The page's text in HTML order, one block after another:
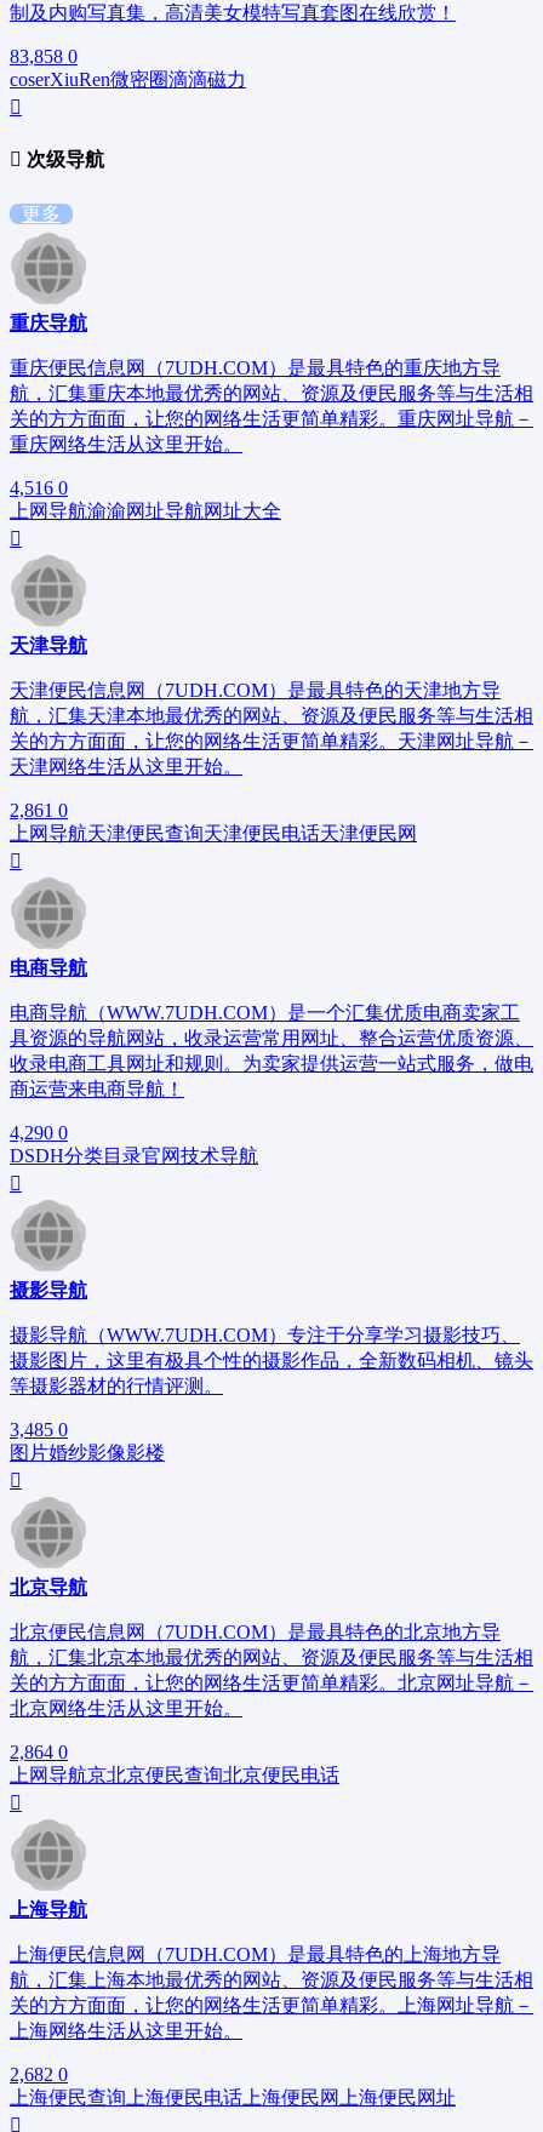
制及内购写真集，高清美女模特写真套图在线欣赏！
83,858 0
coserXiuRen微密圈滴滴磁力
次级导航
更多
重庆导航
重庆便民信息网（7UDH.COM）是最具特色的重庆地方导
航，汇集重庆本地最优秀的网站、资源及便民服务等与生活相
关的方方面面，让您的网络生活更简单精彩。重庆网址导航－
重庆网络生活从这里开始。
4,516 0
上网导航渝渝网址导航网址大全
天津导航
天津便民信息网（7UDH.COM）是最具特色的天津地方导
航，汇集天津本地最优秀的网站、资源及便民服务等与生活相
关的方方面面，让您的网络生活更简单精彩。天津网址导航－
天津网络生活从这里开始。
2,861 0
上网导航天津便民查询天津便民电话天津便民网
电商导航
电商导航（WWW.7UDH.COM）是一个汇集优质电商卖家工
具资源的导航网站，收录运营常用网址、整合运营优质资源、
收录电商工具网址和规则。为卖家提供运营一站式服务，做电
商运营来电商导航！
4,290 0
DSDH分类目录官网技术导航
摄影导航
摄影导航（WWW.7UDH.COM）专注于分享学习摄影技巧、
摄影图片，这里有极具个性的摄影作品，全新数码相机、镜头
等摄影器材的行情评测。
3,485 0
图片婚纱影像影楼
北京导航
北京便民信息网（7UDH.COM）是最具特色的北京地方导
航，汇集北京本地最优秀的网站、资源及便民服务等与生活相
关的方方面面，让您的网络生活更简单精彩。北京网址导航－
北京网络生活从这里开始。
2,864 0
上网导航京北京便民查询北京便民电话
上海导航
上海便民信息网（7UDH.COM）是最具特色的上海地方导
航，汇集上海本地最优秀的网站、资源及便民服务等与生活相
关的方方面面，让您的网络生活更简单精彩。上海网址导航－
上海网络生活从这里开始。
2,682 0
上海便民查询 上海便民电话 上海便民网 上海便民网址